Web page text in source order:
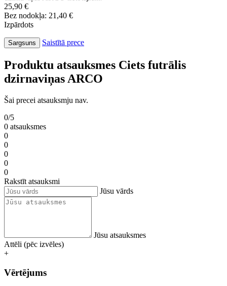
25,90 €
Bez nodokļa: 21,40 €
Izpārdots
Sargsuns Saistītā prece
Produktu atsauksmes Ciets futrālis
dzirnaviņas ARCO
Šai precei atsauksmju nav.
0/5
0 atsauksmes
0
0
0
0
0
Rakstīt atsauksmi
Jūsu vārds
Jūsu atsauksmes
Attēli (pēc izvēles)
+
Vērtējums